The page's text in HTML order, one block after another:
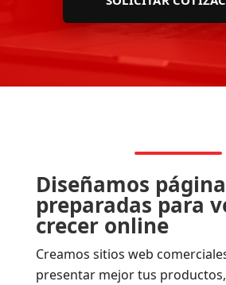
Diseñamos
preparadas para
crecer online
Creamos sitios web
presentar mejor tus